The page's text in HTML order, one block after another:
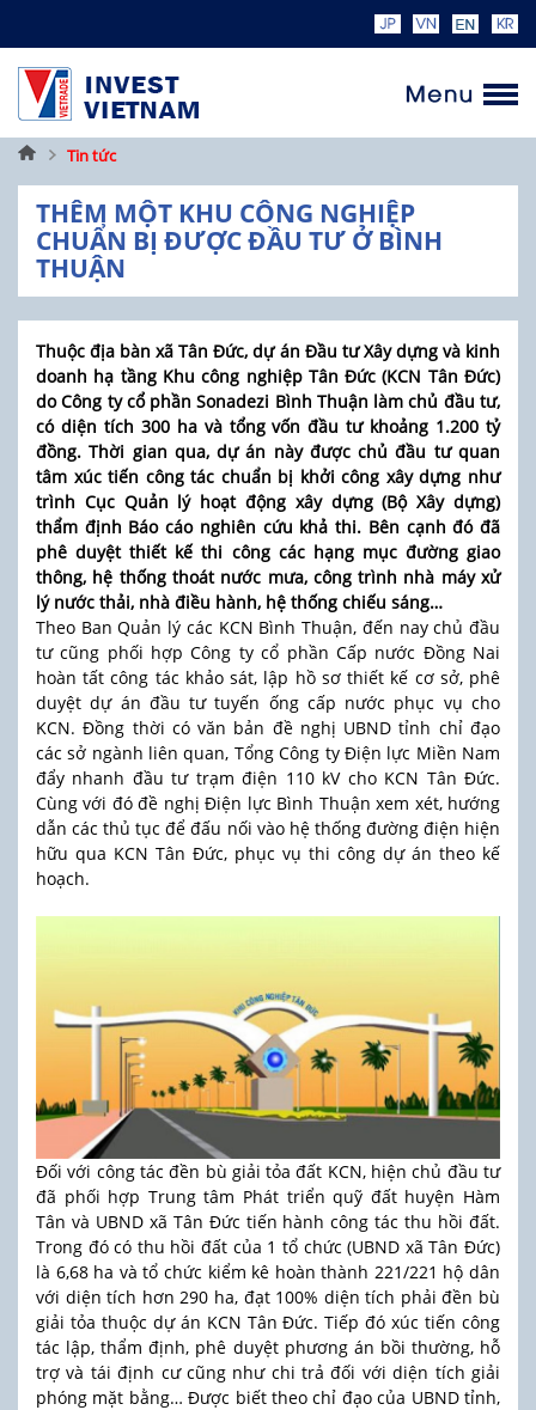
Trang
chủ
Tin tức
THÊM MỘT KHU CÔNG NGHIỆP
CHUẨN BỊ ĐƯỢC ĐẦU TƯ Ở BÌNH
THUẬN
Thuộc địa bàn xã Tân Đức, dự án Đầu tư Xây dựng và kinh
doanh hạ tầng Khu công nghiệp Tân Đức (KCN Tân Đức)
do Công ty cổ phần Sonadezi Bình Thuận làm chủ đầu tư,
có diện tích 300 ha và tổng vốn đầu tư khoảng 1.200 tỷ
đồng. Thời gian qua, dự án này được chủ đầu tư quan
tâm xúc tiến công tác chuẩn bị khởi công xây dựng như
trình Cục Quản lý hoạt động xây dựng (Bộ Xây dựng)
thẩm định Báo cáo nghiên cứu khả thi. Bên cạnh đó đã
phê duyệt thiết kế thi công các hạng mục đường giao
thông, hệ thống thoát nước mưa, công trình nhà máy xử
lý nước thải, nhà điều hành, hệ thống chiếu sáng…
Theo Ban Quản lý các KCN Bình Thuận, đến nay chủ đầu
tư cũng phối hợp Công ty cổ phần Cấp nước Đồng Nai
hoàn tất công tác khảo sát, lập hồ sơ thiết kế cơ sở, phê
duyệt dự án đầu tư tuyến ống cấp nước phục vụ cho
KCN. Đồng thời có văn bản đề nghị UBND tỉnh chỉ đạo
các sở ngành liên quan, Tổng Công ty Điện lực Miền Nam
đẩy nhanh đầu tư trạm điện 110 kV cho KCN Tân Đức.
Cùng với đó đề nghị Điện lực Bình Thuận xem xét, hướng
dẫn các thủ tục để đấu nối vào hệ thống đường điện hiện
hữu qua KCN Tân Đức, phục vụ thi công dự án theo kế
hoạch.
Đối với công tác đền bù giải tỏa đất KCN, hiện chủ đầu tư
đã phối hợp Trung tâm Phát triển quỹ đất huyện Hàm
Tân và UBND xã Tân Đức tiến hành công tác thu hồi đất.
Trong đó có thu hồi đất của 1 tổ chức (UBND xã Tân Đức)
là 6,68 ha và tổ chức kiểm kê hoàn thành 221/221 hộ dân
với diện tích hơn 290 ha, đạt 100% diện tích phải đền bù
giải tỏa thuộc dự án KCN Tân Đức. Tiếp đó xúc tiến công
tác lập, thẩm định, phê duyệt phương án bồi thường, hỗ
trợ và tái định cư cũng như chi trả đối với diện tích giải
phóng mặt bằng… Được biết theo chỉ đạo của UBND tỉnh,